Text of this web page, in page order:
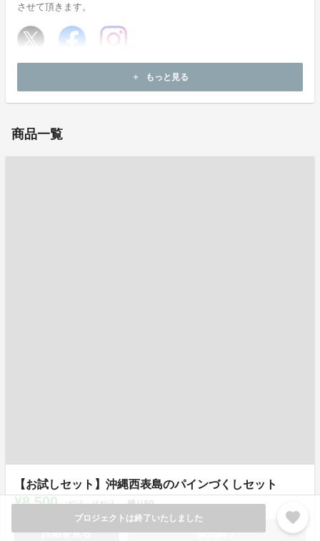
プロジェクトは終了いたしました favorite
させて頂きます。
add もっと見る
商品一覧
【お試しセット】沖縄西表島のパインづくしセット
¥8,500 （税込・送料込） 残り50
詳細を見る 販売終了